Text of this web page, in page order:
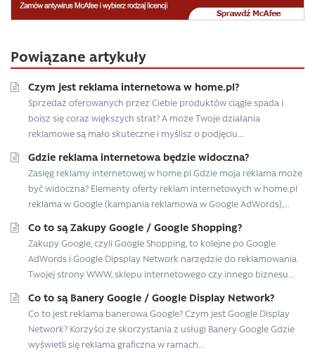
Powiązane artykuły
Czym jest reklama internetowa w home.pl?
Sprzedaż oferowanych przez Ciebie produktów ciągle spada i
boisz się coraz większych strat? A może Twoje działania
reklamowe są mało skuteczne i myślisz o podjęciu...
Gdzie reklama internetowa będzie widoczna?
Zasięg reklamy internetowej w home.pl Gdzie moja reklama może
być widoczna? Elementy oferty reklam internetowych w home.pl
reklama w Google (kampania reklamowa w Google AdWords),...
Co to są Zakupy Google / Google Shopping?
Zakupy Google, czyli Google Shopping, to kolejne po Google
AdWords i Google Dipsplay Network narzędzie do reklamowania
Twojej strony WWW, sklepu internetowego czy innego biznesu...
Co to są Banery Google / Google Display Network?
Co to jest reklama banerowa Google? Czym jest Google Display
Network? Korzyści ze skorzystania z usługi Banery Google Gdzie
wyświetli się reklama graficzna w ramach...